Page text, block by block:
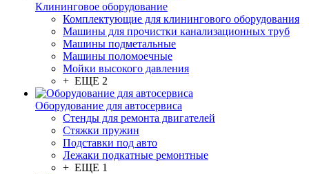
Клининговое оборудование
Комплектующие для клинингового оборудования
Машины для прочистки канализационных труб
Машины подметальные
Машины поломоечные
Мойки высокого давления
+ ЕЩЕ 2
Оборудование для автосервиса
Стенды для ремонта двигателей
Стяжки пружин
Подставки под авто
Лежаки подкатные ремонтные
+ ЕЩЕ 1